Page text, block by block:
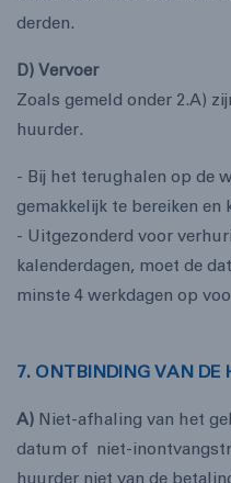
derden.
D) Vervoer
Zoals gemeld onder 2.A)
huurder.
- Bij het terughalen op de
gemakkelijk te bereiken en
- Uitgezonderd voor
kalenderdagen, moet de
minste 4 werkdagen op
7. ONTBINDING VAN DE
A) Niet-afhaling van het
datum of niet-
huurder niet van de